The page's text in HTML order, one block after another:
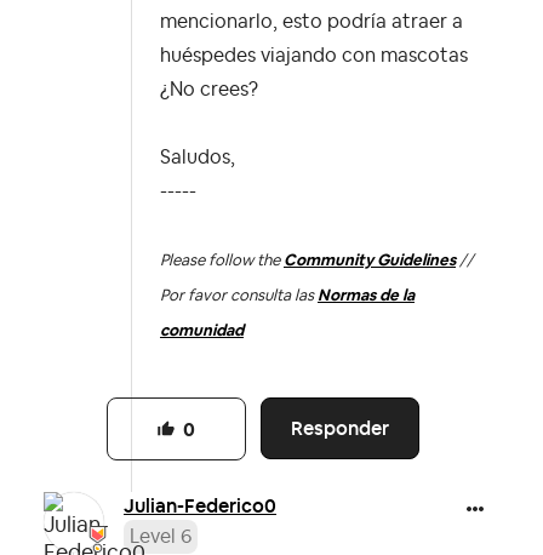
mencionarlo, esto podría atraer a
huéspedes viajando con mascotas
¿No crees?
Saludos,
-----
Please follow the Community Guidelines//
Por favor consulta las Normas de la
comunidad
Responder
0
Julian-Federico0
Level 6